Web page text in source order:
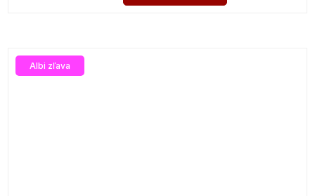
Albi zľava